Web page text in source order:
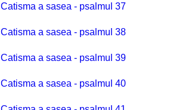
Catisma a sasea - psalmul 37
Catisma a sasea - psalmul 38
Catisma a sasea - psalmul 39
Catisma a sasea - psalmul 40